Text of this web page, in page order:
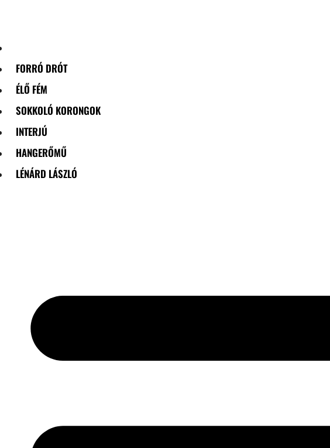
FORRÓ DRÓT
ÉLŐ FÉM
SOKKOLÓ KORONGOK
INTERJÚ
HANGERŐMŰ
LÉNÁRD LÁSZLÓ